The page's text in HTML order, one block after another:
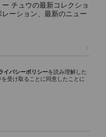
チュウの最新コレクショ
ーション、最新のニュー
イバシーポリシーを読み理解した
受け取ることに同意したことに